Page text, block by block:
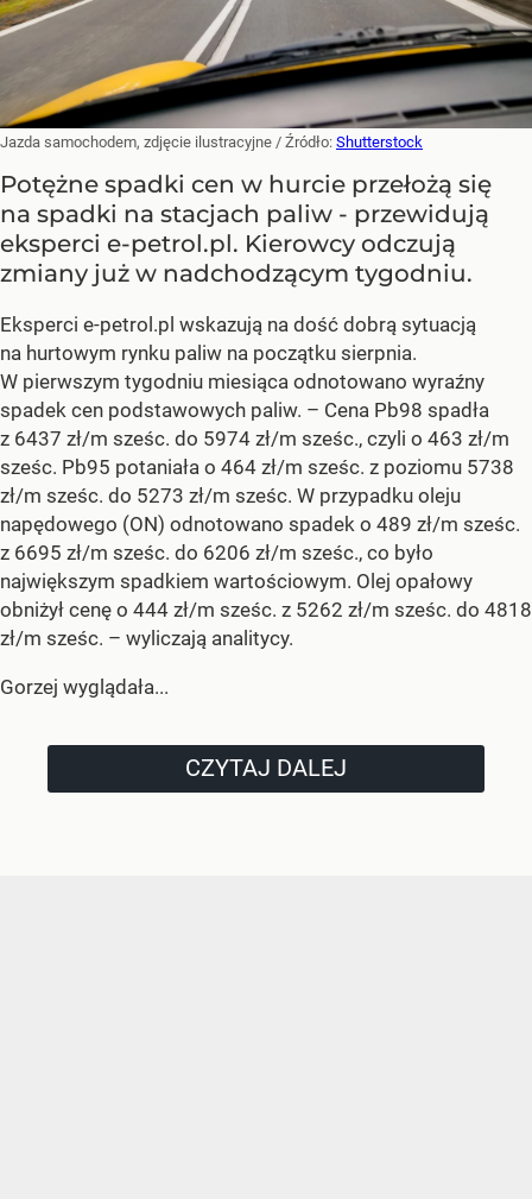
Jazda samochodem, zdjęcie ilustracyjne / Źródło: Shutterstock
Potężne spadki cen w hurcie przełożą się
na spadki na stacjach paliw - przewidują
eksperci e-petrol.pl. Kierowcy odczują
zmiany już w nadchodzącym tygodniu.
Eksperci e-petrol.pl wskazują na dość dobrą sytuacją
na hurtowym rynku paliw na początku sierpnia.
W pierwszym tygodniu miesiąca odnotowano wyraźny
spadek cen podstawowych paliw. – Cena Pb98 spadła
z 6437 zł/m sześc. do 5974 zł/m sześc., czyli o 463 zł/m
sześc. Pb95 potaniała o 464 zł/m sześc. z poziomu 5738
zł/m sześc. do 5273 zł/m sześc. W przypadku oleju
napędowego (ON) odnotowano spadek o 489 zł/m sześc.
z 6695 zł/m sześc. do 6206 zł/m sześc., co było
największym spadkiem wartościowym. Olej opałowy
obniżył cenę o 444 zł/m sześc. z 5262 zł/m sześc. do 4818
zł/m sześc. – wyliczają analitycy.
Gorzej wyglądała...
CZYTAJ DALEJ